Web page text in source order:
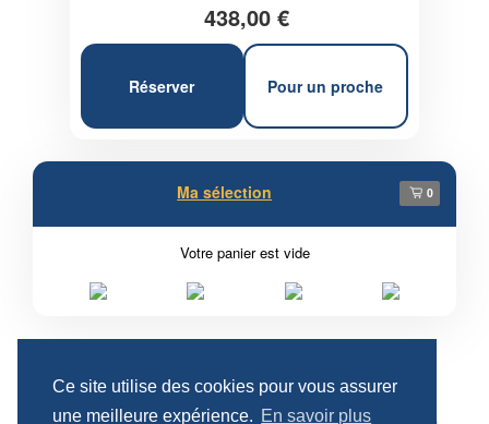
Ce site utilise des cookies pour vous assurer
une meilleure expérience. En savoir plus
438,00 €
Réserver Pour un proche
Ma sélection 0
Votre panier est vide